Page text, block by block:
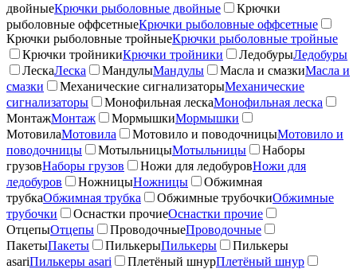
двойныеКрючки рыболовные двойные
Крючки
рыболовные оффсетныеКрючки рыболовные оффсетные
Крючки рыболовные тройныеКрючки рыболовные тройные
Крючки тройникиКрючки тройники ЛедобурыЛедобуры
ЛескаЛеска МандулыМандулы Масла и смазкиМасла и
смазки
Механические сигнализаторыМеханические
сигнализаторы
Монофильная лескаМонофильная леска
МонтажМонтаж МормышкиМормышки
МотовилаМотовила Мотовило и поводочницыМотовило и
поводочницы
МотыльницыМотыльницы
Наборы
грузовНаборы грузов Ножи для ледобуровНожи для
ледобуров
НожницыНожницы
Обжимная
трубкаОбжимная трубка Обжимные трубочкиОбжимные
трубочки
Оснастки прочиеОснастки прочие
ОтцепыОтцепы ПроводочныеПроводочные
ПакетыПакеты ПилькерыПилькеры
Пилькеры
asariПилькеры asari Плетёный шнурПлетёный шнур